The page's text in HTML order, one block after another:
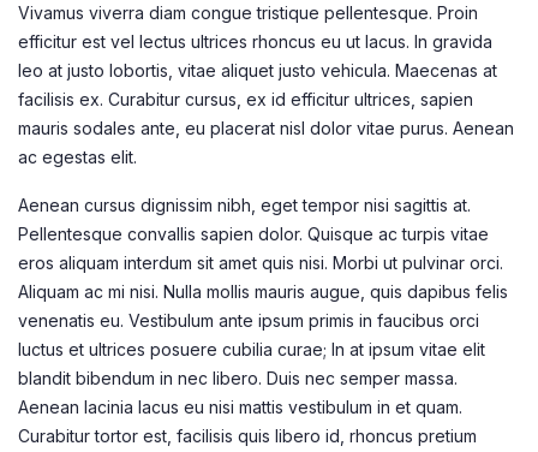
Vivamus viverra diam congue tristique pellentesque. Proin
efficitur est vel lectus ultrices rhoncus eu ut lacus. In gravida
leo at justo lobortis, vitae aliquet justo vehicula. Maecenas at
facilisis ex. Curabitur cursus, ex id efficitur ultrices, sapien
mauris sodales ante, eu placerat nisl dolor vitae purus. Aenean
ac egestas elit.
Aenean cursus dignissim nibh, eget tempor nisi sagittis at.
Pellentesque convallis sapien dolor. Quisque ac turpis vitae
eros aliquam interdum sit amet quis nisi. Morbi ut pulvinar orci.
Aliquam ac mi nisi. Nulla mollis mauris augue, quis dapibus felis
venenatis eu. Vestibulum ante ipsum primis in faucibus orci
luctus et ultrices posuere cubilia curae; In at ipsum vitae elit
blandit bibendum in nec libero. Duis nec semper massa.
Aenean lacinia lacus eu nisi mattis vestibulum in et quam.
Curabitur tortor est, facilisis quis libero id, rhoncus pretium